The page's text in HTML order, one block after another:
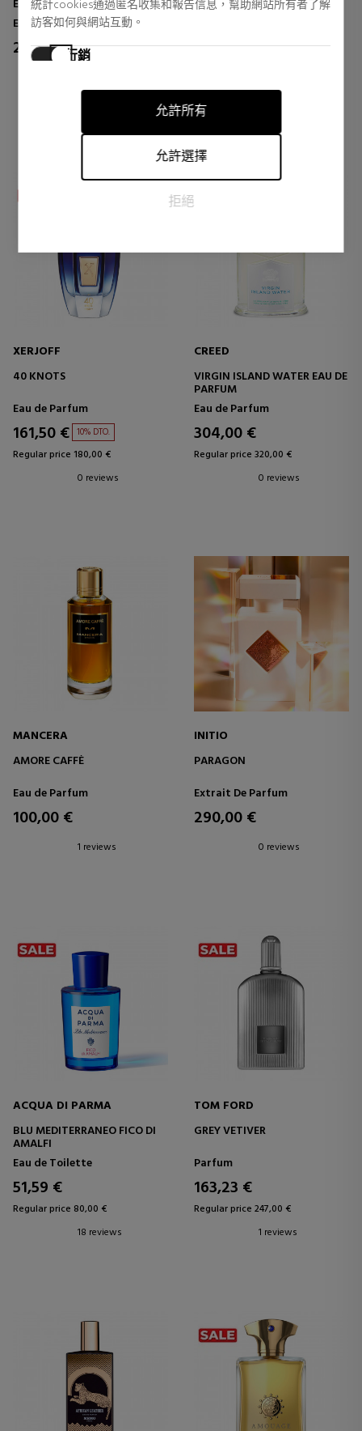
統計cookies通過匿名收集和報告信息，幫助網站所有者了解
訪客如何與網站互動。
行銷
別用戶具有相關性和吸引力的廣告，從而對發布者和第三方
允許所有
允許選擇
拒絕
EAU DE PARFUM
Eau de Parfum
250,00 €
MORI
139,00 €
0 reviews
XERJOFF
40 KNOTS
Eau de Parfum
161,50 € 10% DTO.
Regular price 180,00 €
0 reviews
CREED
VIRGIN ISLAND WATER EAU DE
PARFUM
Eau de Parfum
304,00 €
Regular price 320,00 €
0 reviews
MANCERA
AMORE CAFFÈ
Eau de Parfum
100,00 €
1 reviews
INITIO
PARAGON
Extrait De Parfum
290,00 €
0 reviews
ACQUA DI PARMA
BLU MEDITERRANEO FICO DI
AMALFI
Eau de Toilette
51,59 €
Regular price 80,00 €
18 reviews
TOM FORD
GREY VETIVER
Parfum
163,23 €
Regular price 247,00 €
1 reviews